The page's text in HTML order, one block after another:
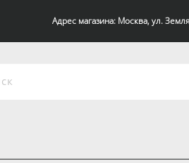
Адрес магазина: Москва, ул.